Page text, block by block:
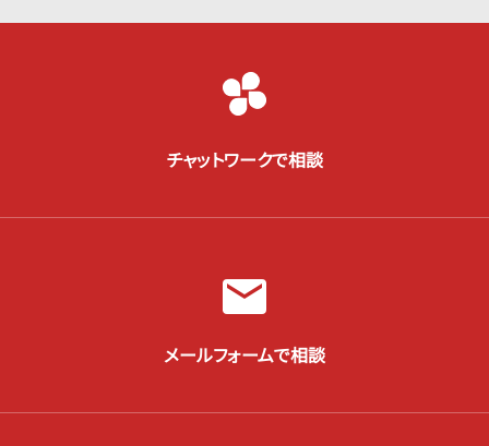
チャットワークで相談
メールフォームで相談